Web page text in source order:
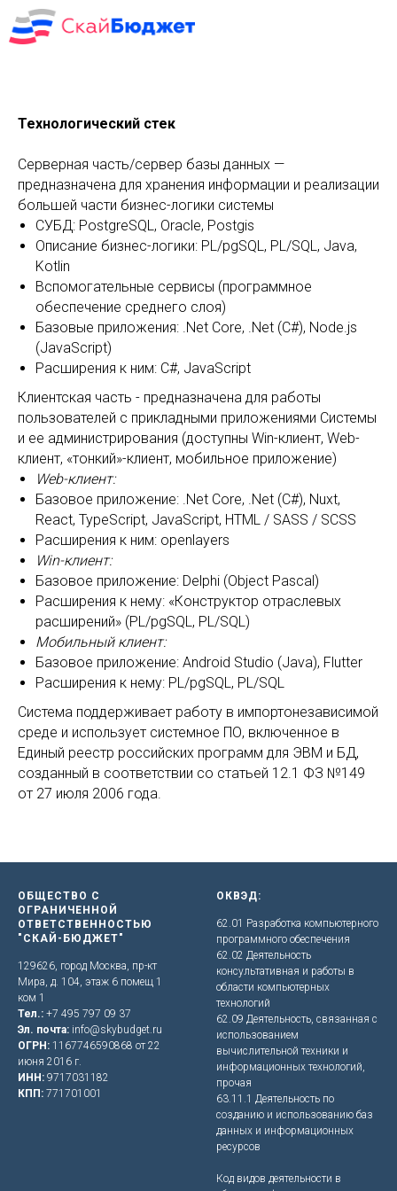
Технологический стек
Серверная часть/сервер базы данных —
предназначена для хранения информации и реализации
большей части бизнес-логики системы
СУБД: PostgreSQL, Oracle, Postgis
Описание бизнес-логики: PL/pgSQL, PL/SQL, Java,
Kotlin
Вспомогательные сервисы (программное
обеспечение среднего слоя)
Базовые приложения: .Net Core, .Net (C#), Node.js
(JavaScript)
Расширения к ним: C#, JavaScript
Клиентская часть - предназначена для работы
пользователей с прикладными приложениями Системы
и ее администрирования (доступны Win-клиент, Web-
клиент, «тонкий»-клиент, мобильное приложение)
Web-клиент:
Базовое приложение: .Net Core, .Net (C#), Nuxt,
React, TypeScript, JavaScript, HTML / SASS / SCSS
Расширения к ним: openlayers
Win-клиент:
Базовое приложение: Delphi (Object Pascal)
Расширения к нему: «Конструктор отраслевых
расширений» (PL/pgSQL, PL/SQL)
Мобильный клиент:
Базовое приложение: Android Studio (Java), Flutter
Расширения к нему: PL/pgSQL, PL/SQL
Система поддерживает работу в импортонезависимой
среде и использует системное ПО, включенное в
Единый реестр российских программ для ЭВМ и БД,
созданный в соответствии со статьей 12.1 ФЗ №149
от 27 июля 2006 года.
ОБЩЕСТВО С
ОГРАНИЧЕННОЙ
ОТВЕТСТВЕННОСТЬЮ
"СКАЙ-БЮДЖЕТ"
129626, город Москва, пр-кт
Мира, д. 104, этаж 6 помещ 1
ком 1
Тел.: +7 495 797 09 37
Эл. почта: info@skybudget.ru
ОГРН: 1167746590868 от 22
июня 2016 г.
ИНН: 9717031182
КПП: 771701001
ОКВЭД:
62.01 Разработка компьютерного
программного обеспечения
62.02 Деятельность
консультативная и работы в
области компьютерных
технологий
62.09 Деятельность, связанная с
использованием
вычислительной техники и
информационных технологий,
прочая
63.11.1 Деятельность по
созданию и использованию баз
данных и информационных
ресурсов
Код видов деятельности в